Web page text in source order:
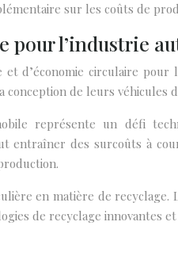
sur les coûts de
pour l’industrie
d’économie circulaire
de leurs véhicules
représente un défi
entraîner des surcoûts à
en matière de
de recyclage innovantes